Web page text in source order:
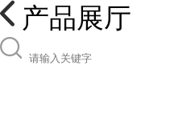
产品展厅